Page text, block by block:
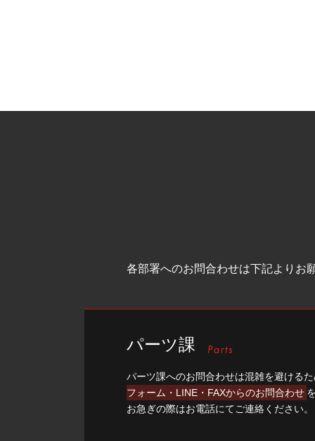
各部署へのお問合わせは下記よりお
パーツ課
パーツ課へのお問合わせは混雑を避ける
フォーム・LINE・FAXからのお問合わせ
お急ぎの際はお電話にてご連絡ください。